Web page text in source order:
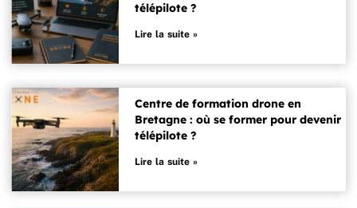
télépilote ?
Lire la suite »
Centre de formation drone en
Bretagne : où se former pour devenir
télépilote ?
Lire la suite »